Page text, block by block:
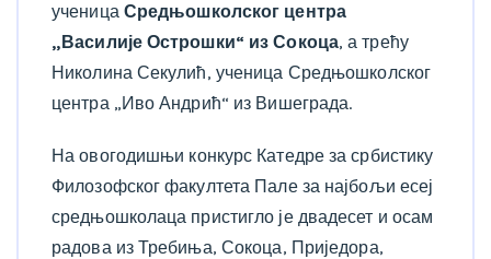
ученица Средњошколског центра
„Василије Острошки“ из Сокоца, а трећу
Николина Секулић, ученица Средњошколског
центра „Иво Андрић“ из Вишеграда.
Наовогодишњи конкурс Катедре за србистику
Филозофског факултета Пале за најбољи есеј
средњошколаца пристигло је двадесет и осам
радова из Требиња, Сокоца, Приједора,